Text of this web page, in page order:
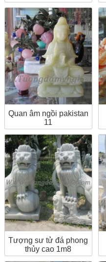
Quan âm ngồi pakistan
11
Tượng sư tử đá phong
thủy cao 1m8